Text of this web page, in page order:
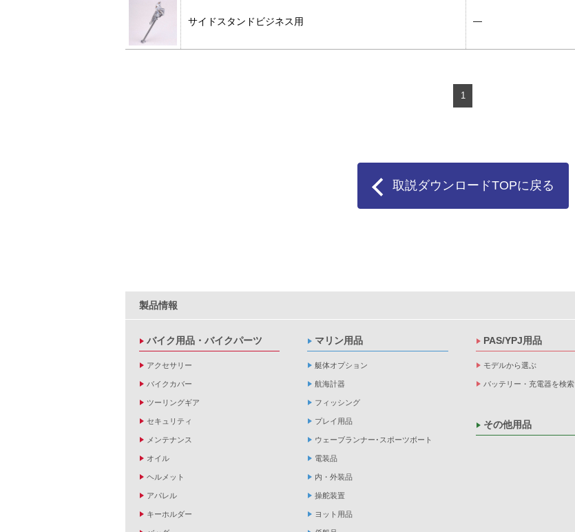
サイドスタンドビジネス用 ―
1
取説ダウンロードTOPに戻る
製品情報
バイク用品・バイクパーツ
アクセサリー
バイクカバー
ツーリングギア
セキュリティ
メンテナンス
オイル
ヘルメット
アパレル
キーホルダー
マリン用品
艇体オプション
航海計器
フィッシング
プレイ用品
ウェーブランナー･スポーツボート
電装品
内・外装品
操舵装置
ヨット用品
PAS/YPJ用品
モデルから選ぶ
バッテリー・充電器を検索
その他用品